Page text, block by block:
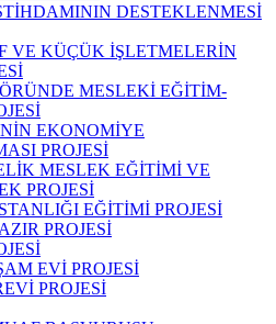
DESTEKLENMESİ
VE KÜÇÜK İŞLETMELERİN
MESLEKİ EĞİTİM-
EKONOMİYE
PROJESİ
MESLEK EĞİTİMİ VE
PROJESİ
EĞİTİMİ PROJESİ
PROJESİ
EVİ PROJESİ
PROJESİ